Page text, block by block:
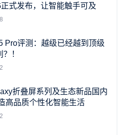
式发布，让智能触手可及
Pro评测：越级已经越到顶级
！
折叠屏系列及生态新品国内
高品质个性化智能生活